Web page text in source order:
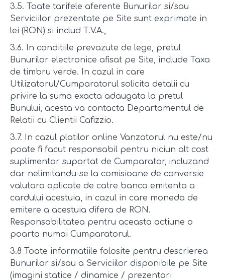
3.5. Toate tarifele aferente Bunurilor si/sau
Serviciilor prezentate pe Site sunt exprimate in
lei (RON) si includ T.V.A.,
3.6. In conditiile prevazute de lege, pretul
Bunurilor electronice afisat pe Site, include Taxa
de timbru verde. In cazul in care
Utilizatorul/Cumparatorul solicita detalii cu
privire la suma exacta adaugata la pretul
Bunului, acesta va contacta Departamentul de
Relatii cu Clientii Cafizzio.
3.7. In cazul platilor online Vanzatorul nu este/nu
poate fi facut responsabil pentru niciun alt cost
suplimentar suportat de Cumparator, incluzand
dar nelimitandu-se la comisioane de conversie
valutara aplicate de catre banca emitenta a
cardului acestuia, in cazul in care moneda de
emitere a acestuia difera de RON.
Responsabilitatea pentru aceasta actiune o
poarta numai Cumparatorul.
3.8 Toate informatiile folosite pentru descrierea
Bunurilor si/sau a Serviciilor disponibile pe Site
(imagini statice / dinamice / prezentari